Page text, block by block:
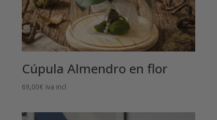
Cúpula Almendro en flor
69,00€ Iva incl